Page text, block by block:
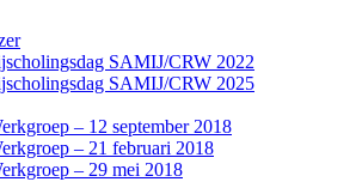
SAMIJ/CRW 2022
SAMIJ/CRW 2025
– 12 september 2018
– 21 februari 2018
– 29 mei 2018